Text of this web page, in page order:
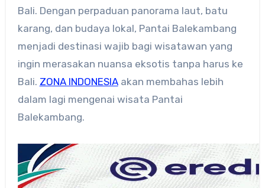
Bali. Dengan perpaduan panorama laut, batu
karang, dan budaya lokal, Pantai Balekambang
menjadi destinasi wajib bagi wisatawan yang
ingin merasakan nuansa eksotis tanpa harus ke
Bali. ZONA INDONESIAakan membahas lebih
dalam lagi mengenai wisata Pantai
Balekambang.